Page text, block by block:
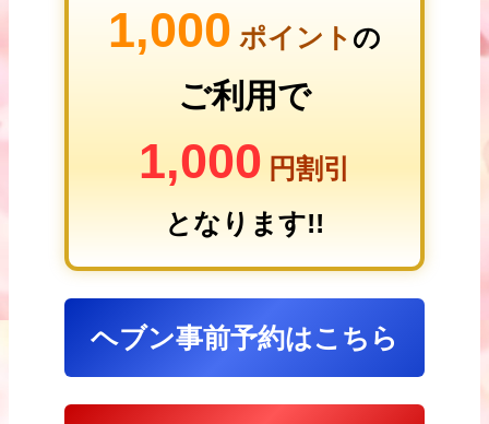
1,000 ポイント の
ご利用で
1,000 円割引
となります!!
ヘブン事前予約はこちら